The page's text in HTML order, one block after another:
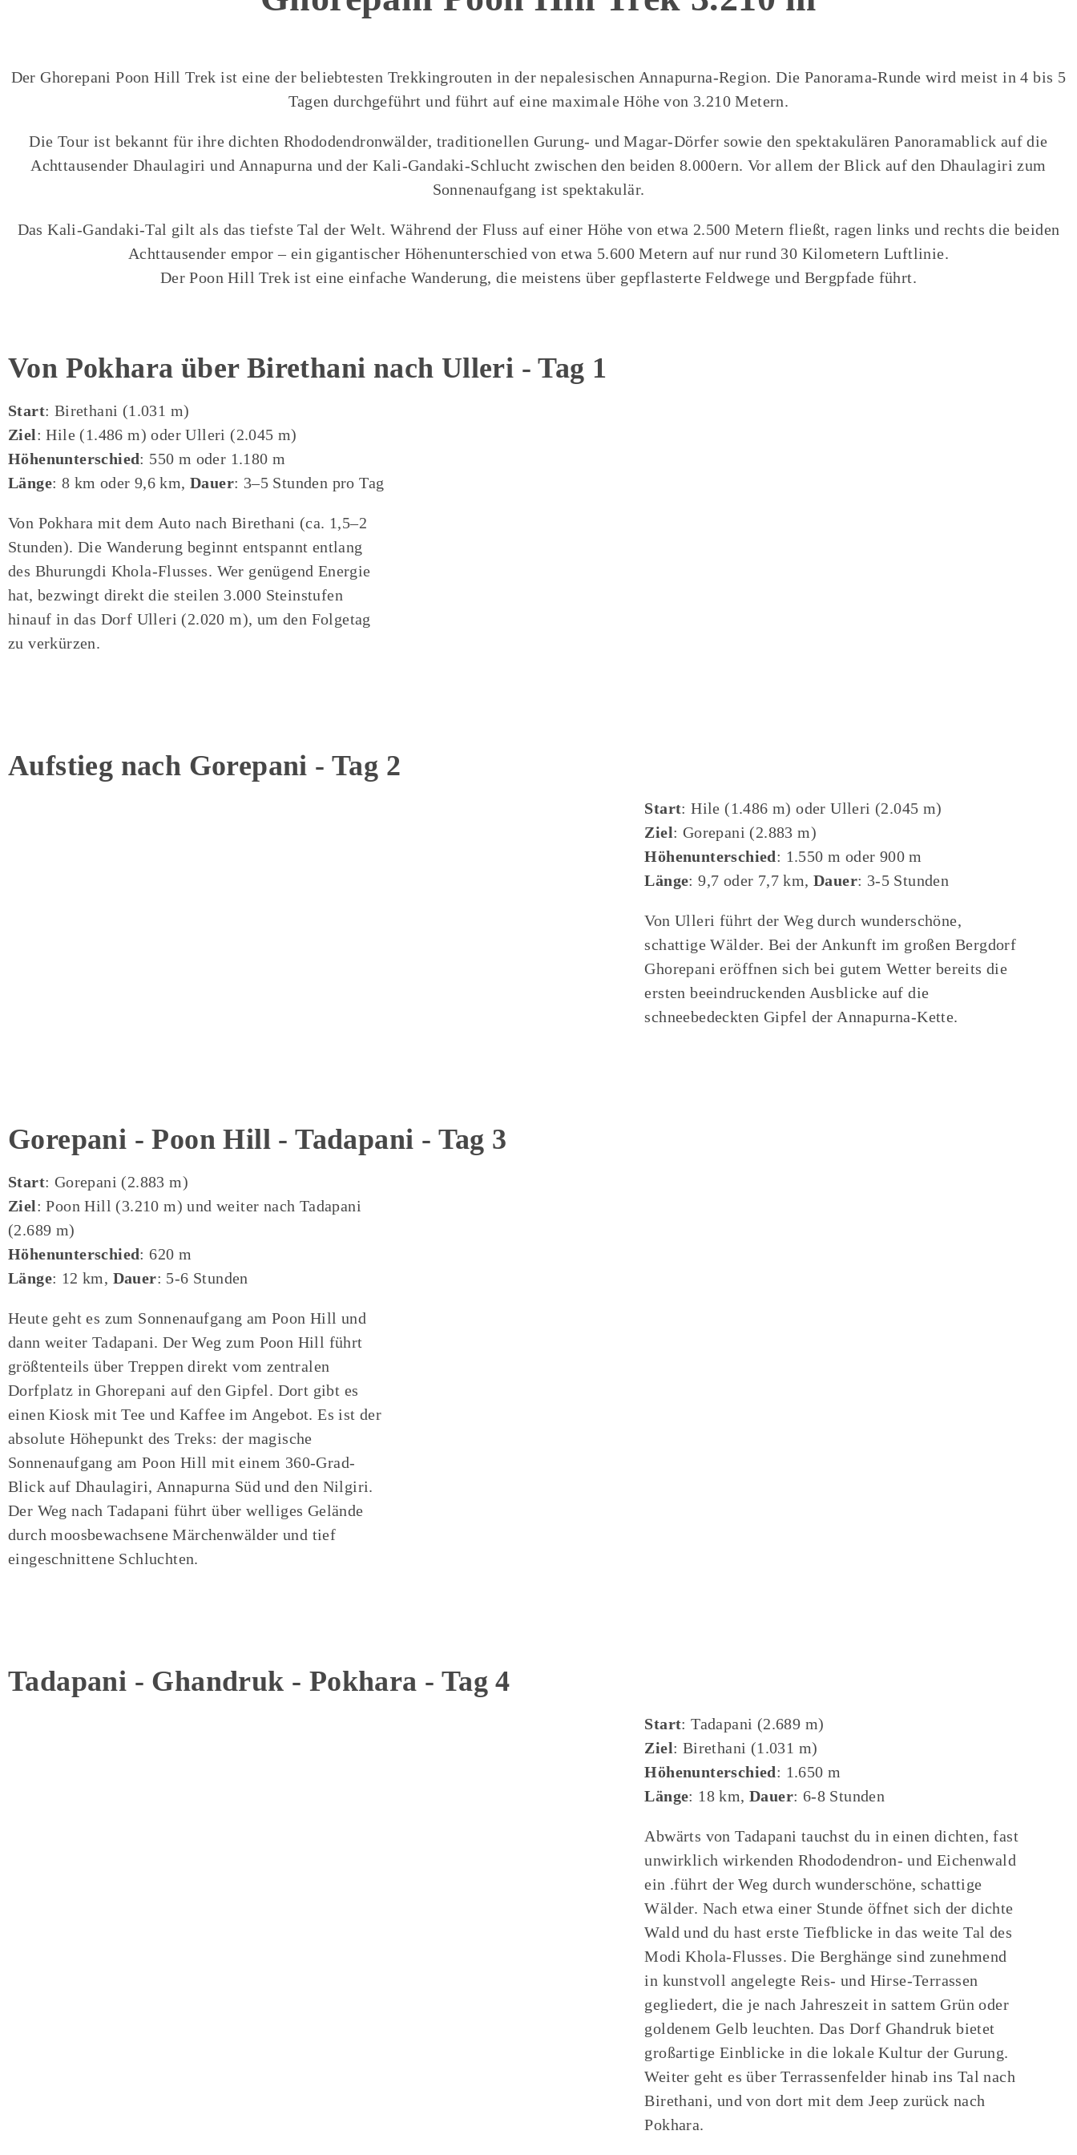
Der Ghorepani Poon Hill Trek ist eine der beliebtesten Trekkingrouten in der nepalesischen Annapurna-Region. Die Panorama-Runde wird meist in 4 bis 5
Tagen durchgeführt und führt auf eine maximale Höhe von 3.210 Metern.
Die Tour ist bekannt für ihre dichten Rhododendronwälder, traditionellen Gurung- und Magar-Dörfer sowie den spektakulären Panoramablick auf die
Achttausender Dhaulagiri und Annapurna und der Kali-Gandaki-Schlucht zwischen den beiden 8.000ern. Vor allem der Blick auf den Dhaulagiri zum
Sonnenaufgang ist spektakulär.
Das Kali-Gandaki-Tal gilt als das tiefste Tal der Welt. Während der Fluss auf einer Höhe von etwa 2.500 Metern fließt, ragen links und rechts die beiden
Achttausender empor – ein gigantischer Höhenunterschied von etwa 5.600 Metern auf nur rund 30 Kilometern Luftlinie.
Der Poon Hill Trek ist eine einfache Wanderung, die meistens über gepflasterte Feldwege und Bergpfade führt.
Von Pokhara über Birethani nach Ulleri - Tag 1
Start: Birethani (1.031 m)
Ziel: Hile (1.486 m) oder Ulleri (2.045 m)
Höhenunterschied: 550 m oder 1.180 m
Länge: 8 km oder 9,6 km, Dauer: 3–5 Stunden pro Tag
Von Pokhara mit dem Auto nach Birethani (ca. 1,5–2
Stunden). Die Wanderung beginnt entspannt entlang
des Bhurungdi Khola-Flusses. Wer genügend Energie
hat, bezwingt direkt die steilen 3.000 Steinstufen
hinauf in das Dorf Ulleri (2.020 m), um den Folgetag
zu verkürzen.
Aufstieg nach Gorepani - Tag 2
Start: Hile (1.486 m) oder Ulleri (2.045 m)
Ziel: Gorepani (2.883 m)
Höhenunterschied: 1.550 m oder 900 m
Länge: 9,7 oder 7,7 km, Dauer: 3-5 Stunden
Von Ulleri führt der Weg durch wunderschöne,
schattige Wälder. Bei der Ankunft im großen Bergdorf
Ghorepani eröffnen sich bei gutem Wetter bereits die
ersten beeindruckenden Ausblicke auf die
schneebedeckten Gipfel der Annapurna-Kette.
Gorepani - Poon Hill - Tadapani - Tag 3
Start: Gorepani (2.883 m)
Ziel: Poon Hill (3.210 m) und weiter nach Tadapani
(2.689 m)
Höhenunterschied: 620 m
Länge: 12 km, Dauer: 5-6 Stunden
Heute geht es zum Sonnenaufgang am Poon Hill und
dann weiter Tadapani. Der Weg zum Poon Hill führt
größtenteils über Treppen direkt vom zentralen
Dorfplatz in Ghorepani auf den Gipfel. Dort gibt es
einen Kiosk mit Tee und Kaffee im Angebot. Es ist der
absolute Höhepunkt des Treks: der magische
Sonnenaufgang am Poon Hill mit einem 360-Grad-
Blick auf Dhaulagiri, Annapurna Süd und den Nilgiri.
Der Weg nach Tadapani führt über welliges Gelände
durch moosbewachsene Märchenwälder und tief
eingeschnittene Schluchten.
Tadapani - Ghandruk - Pokhara - Tag 4
Start: Tadapani (2.689 m)
Ziel: Birethani (1.031 m)
Höhenunterschied: 1.650 m
Länge: 18 km, Dauer: 6-8 Stunden
Abwärts von Tadapani tauchst du in einen dichten, fast
unwirklich wirkenden Rhododendron- und Eichenwald
ein .führt der Weg durch wunderschöne, schattige
Wälder. Nach etwa einer Stunde öffnet sich der dichte
Wald und du hast erste Tiefblicke in das weite Tal des
Modi Khola-Flusses. Die Berghänge sind zunehmend
in kunstvoll angelegte Reis- und Hirse-Terrassen
gegliedert, die je nach Jahreszeit in sattem Grün oder
goldenem Gelb leuchten. Das Dorf Ghandruk bietet
großartige Einblicke in die lokale Kultur der Gurung.
Weiter geht es über Terrassenfelder hinab ins Tal nach
Birethani, und von dort mit dem Jeep zurück nach
Pokhara.